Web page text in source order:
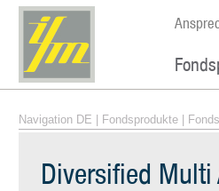
Navigation DE Fondsprodukte
Diversified Multi